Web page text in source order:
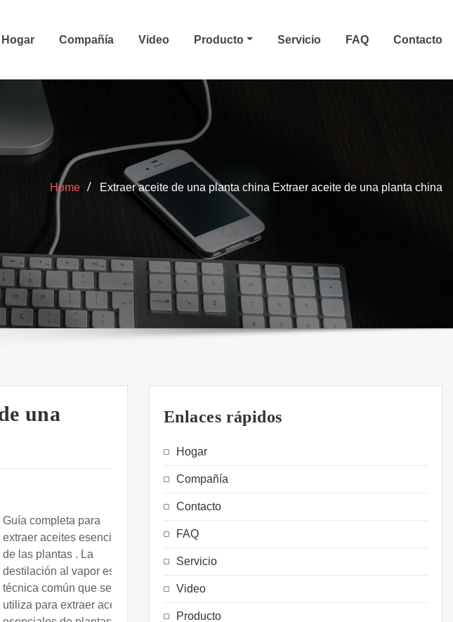
Hogar Compañía Video Producto Servicio FAQ Contacto
Home Extraer aceite de una planta china Extraer aceite de una planta china
una
Guía completa para
extraer aceites esenciales
de las plantas . La
destilación al vapor es una
técnica común que se
utiliza para extraer aceites
Enlaces rápidos
Hogar
Compañía
Contacto
FAQ
Servicio
Video
Producto